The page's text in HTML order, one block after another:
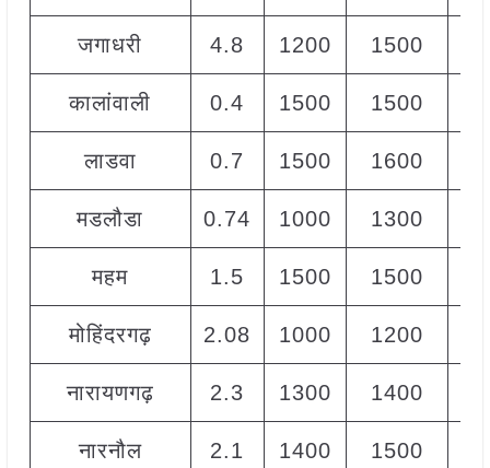
जगाधरी 4.8 1200 1500
कालांवाली 0.4 1500 1500
लाडवा 0.7 1500 1600
मडलौडा 0.74 1000 1300
महम 1.5 1500 1500
मोहिंदरगढ़ 2.08 1000 1200
नारायणगढ़ 2.3 1300 1400
नारनौल 2.1 1400 1500